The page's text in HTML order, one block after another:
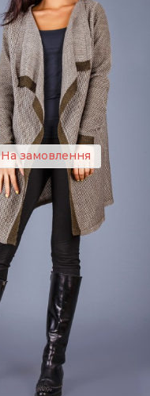
На замовлення